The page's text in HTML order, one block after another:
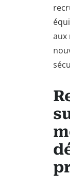
aux